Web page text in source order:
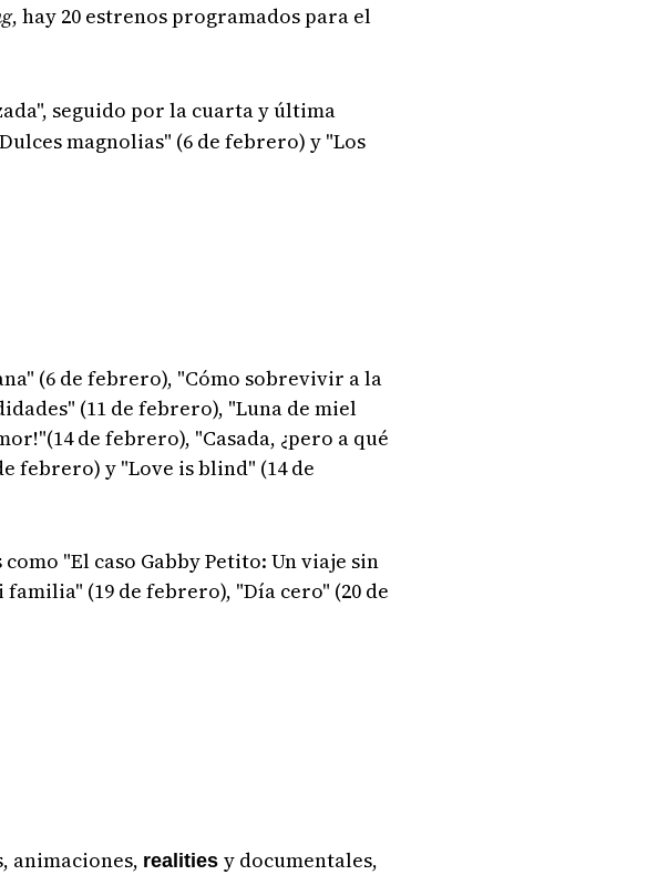
, hay 20 estrenos programados para el
seguido por la cuarta y última
magnolias" (6 de febrero) y "Los
(6 de febrero), "Cómo sobrevivir a la
(11 de febrero), "Luna de miel
de febrero), "Casada, ¿pero a qué
febrero) y "Love is blind" (14 de
"El caso Gabby Petito: Un viaje sin
(19 de febrero), "Día cero" (20 de
animaciones, realitiesy documentales,